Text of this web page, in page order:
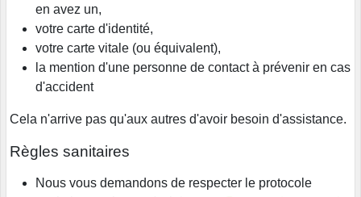
en avez un,
votre carte d'identité,
votre carte vitale (ou équivalent),
la mention d'une personne de contact à prévenir en cas
d'accident
Cela n'arrive pas qu'aux autres d'avoir besoin d'assistance.
Règles sanitaires
Nous vous demandons de respecter le protocole